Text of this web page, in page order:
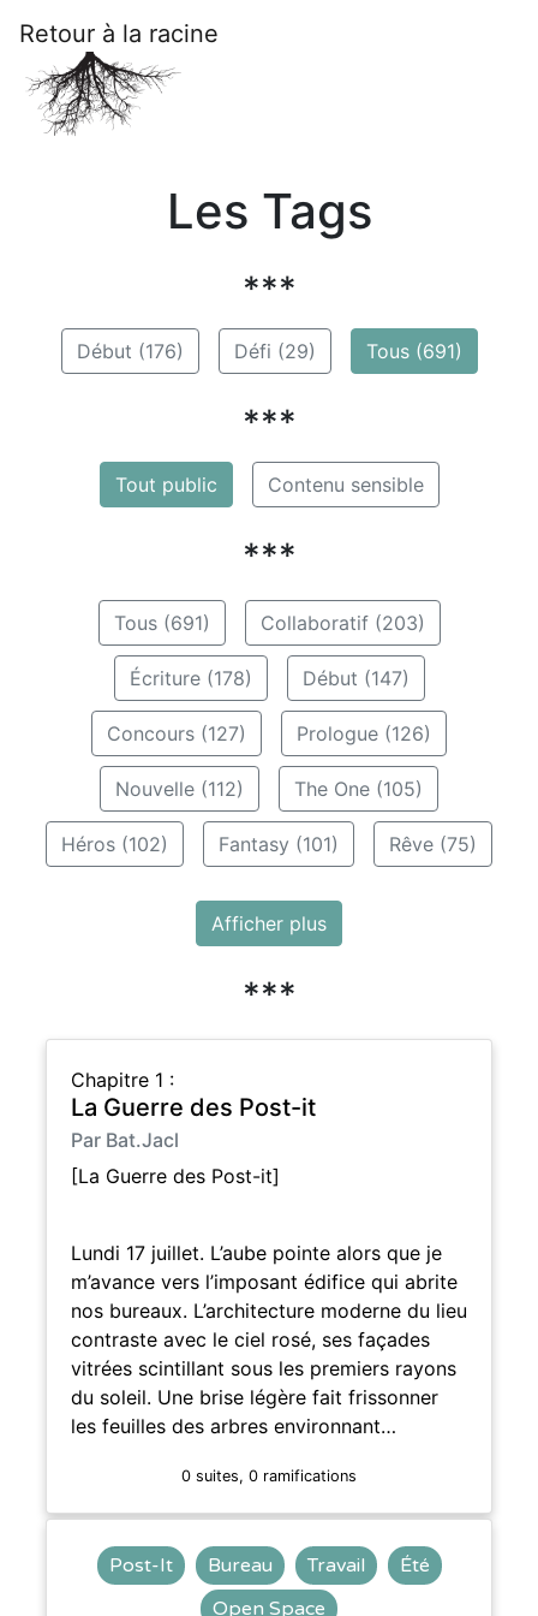
Retour à la racine
Les Tags
***
Début (176) Défi (29) Tous (691)
***
Tout public Contenu sensible
***
Tous (691) Collaboratif (203)
Écriture (178) Début (147)
Concours (127) Prologue (126)
Nouvelle (112) The One (105)
Héros (102) Fantasy (101) Rêve (75)
Afficher plus
***
Chapitre 1 :
La Guerre des Post-it
Par Bat.Jacl
[La Guerre des Post-it]
Lundi 17 juillet. L’aube pointe alors que je
m’avance vers l’imposant édifice qui abrite
nos bureaux. L’architecture moderne du lieu
contraste avec le ciel rosé, ses façades
vitrées scintillant sous les premiers rayons
du soleil. Une brise légère fait frissonner
les feuilles des arbres environnant…
0 suites, 0 ramifications
Post-It Bureau Travail
Été
Open Space